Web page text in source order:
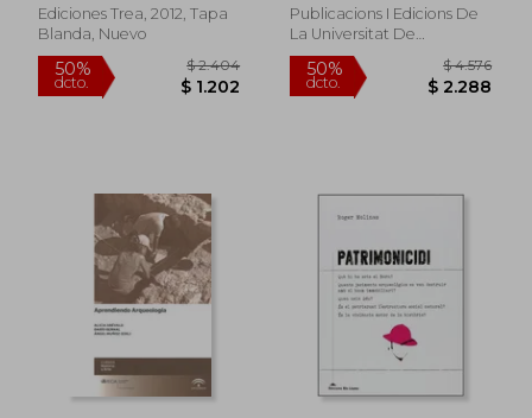
dcto.
$ 6.097
$ 3.048
50%
dcto.
(Conservación y
Restauración del
Ediciones Trea, 2012, Tapa
Blanda, Nuevo
(Biblioteca
Universitària)
Publicacions I Edicions De
La Universitat De
Barcelona, 2021, 1 Edición,
Tapa Blanda, Nuevo